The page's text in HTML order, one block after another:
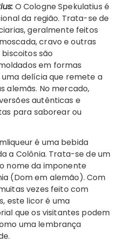
O Cologne Spekulatius é
da região. Trata-se de
geralmente feitos
cravo e outras
biscoitos são
em formas
delícia que remete a
alemãs. No mercado,
autênticas e
para saborear ou
é uma bebida
a Colônia. Trata-se de um
nome da imponente
(Dom em alemão). Com
vezes feito com
este licor é uma
que os visitantes podem
uma lembrança